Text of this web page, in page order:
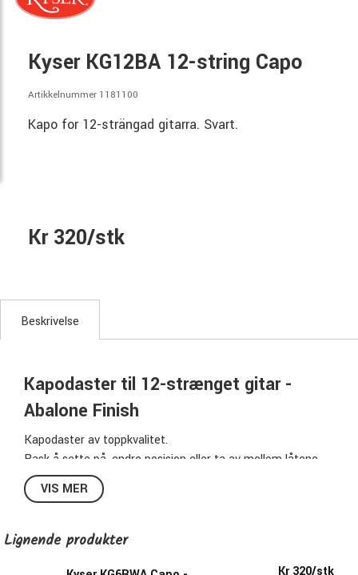
Kyser KG12BA 12-string Capo
Artikkelnummer 1181100
Kapo for 12-strängad gitarra. Svart.
Kr 320/stk
Beskrivelse
Kapodaster til 12-strænget gitar -
Abalone Finish
Kapodaster av toppkvalitet.
Rask å sette på, endre posisjon eller ta av mellom låtene.
Sitter alltid helt perfekt for et perfekt resultat.
Passer stålstrengt gitar med 12 strenger
VIS MER
Lignende produkter
Kr 320/stk